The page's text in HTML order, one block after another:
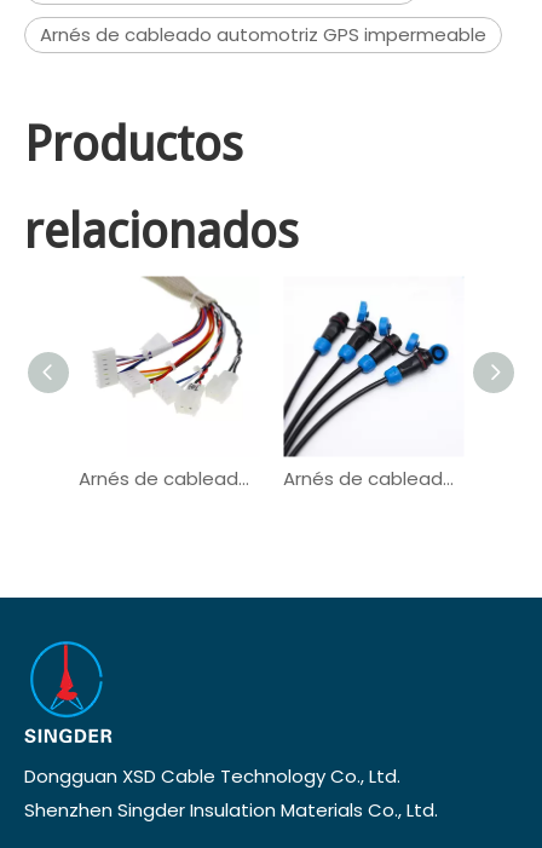
Arnés de cableado automotriz GPS impermeable
Productos
relacionados
Arnés de cableado automotriz del vehículo del conector de Molex de la tela Arnés de cableado automotriz de suministro de energía del conector M12
Dongguan XSD Cable Technology Co., Ltd.
Shenzhen Singder Insulation Materials Co., Ltd.